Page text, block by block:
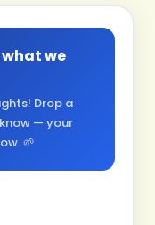
what we
Drop a
— your
🌱